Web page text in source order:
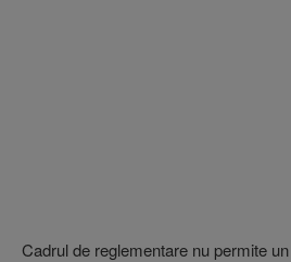
Cadrul de reglementare nu permite